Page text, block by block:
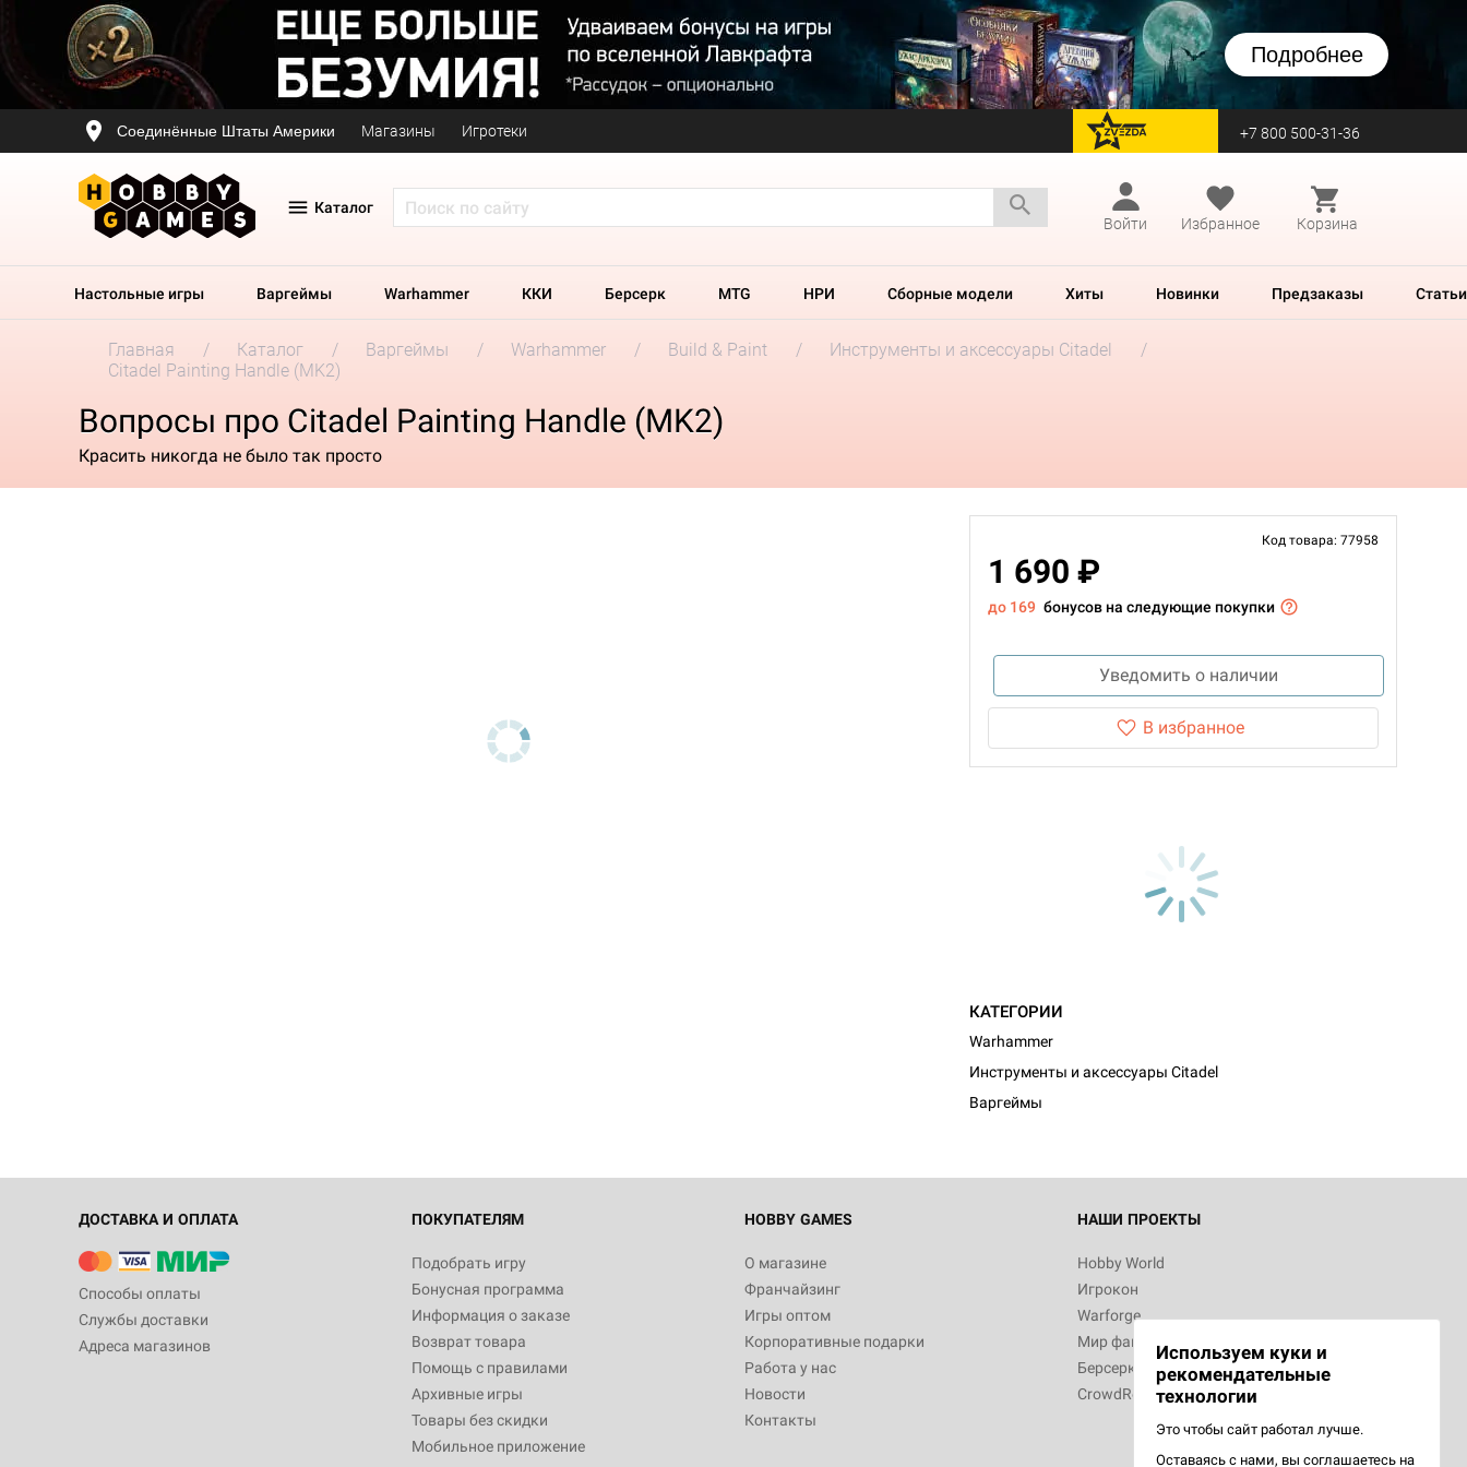
Подробнее
Соединённые Штаты Америки Магазины Игротеки перейти на Zvezda +7 800 500-31-36
Каталог
Войти
Избранное Корзина
Настольные игры Варгеймы Warhammer ККИ Берсерк MTG НРИ Сборные модели Хиты Новинки Предзаказы Статьи
Главная Каталог Варгеймы Warhammer Build & Paint
Инструменты и аксессуары Citadel
Citadel Painting Handle (MK2)
Вопросы про Citadel Painting Handle (MK2)
Красить никогда не было так просто
Код товара: 77958
1 690 ₽
до 169 бонусов на следующие покупки
Уведомить о наличии
В избранное
КАТЕГОРИИ
Warhammer
Инструменты и аксессуары Citadel
Варгеймы
ДОСТАВКА И ОПЛАТА
Способы оплаты
Службы доставки
Адреса магазинов
ПОКУПАТЕЛЯМ
Подобрать игру
Бонусная программа
Информация о заказе
Возврат товара
Помощь с правилами
Архивные игры
Товары без скидки
Мобильное приложение
HOBBY GAMES
О магазине
Франчайзинг
Игры оптом
Корпоративные подарки
Работа у нас
Новости
Контакты
НАШИ ПРОЕКТЫ
Hobby World
Игрокон
Warforge
Мир фантастики
Берсерк
CrowdRepublic
Используем куки и
рекомендательные
технологии
Это чтобы сайт работал лучше.
Оставаясь с нами, вы соглашаетесь на